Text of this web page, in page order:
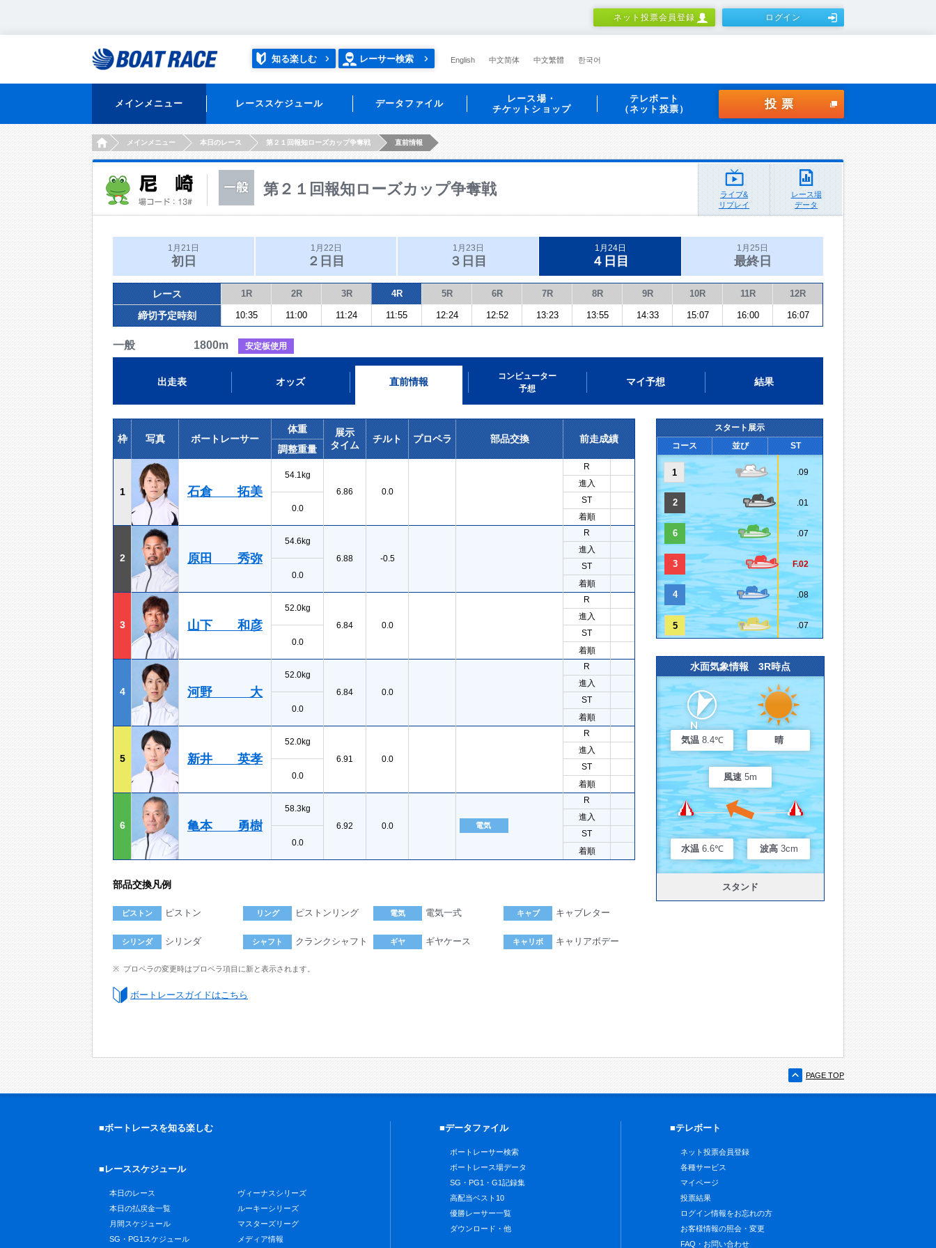
ネット投票会員登録 ログイン
知る楽しむ レーサー検索 English 中文简体 中文繁體 한국어
メインメニュー レーススケジュール データファイル
レース場・
チケットショップ
テレボート
（ネット投票）
投票
HOMEメインメニュー 本日のレース 第２１回報知ローズカップ争奪戦 直前情報
第２１回報知ローズカップ争奪戦
ライブ&
リプレイ
レース場
データ
1月21日
初日
1月22日
２日目
1月23日
３日目
1月24日
４日目
1月25日
最終日
レース 1R 2R 3R 4R 5R 6R 7R 8R 9R 10R 11R 12R
締切予定時刻 10:35 11:00 11:24 11:55 12:24 12:52 13:23 13:55 14:33 15:07 16:00 16:07
一般 1800m 安定板使用
出走表 オッズ 直前情報
コンピューター
予想
マイ予想 結果
枠 写真 ボートレーサー
体重
展示
タイム
チルト プロペラ 部品交換
前走成績
調整重量
1 石倉 拓美
54.1kg
6.86
0.0
R
進入
0.0
ST
着順
2 原田 秀弥
54.6kg
6.88
-0.5
R
進入
0.0
ST
着順
3 山下 和彦
52.0kg
6.84
0.0
R
進入
0.0
ST
着順
4 河野 大
52.0kg
6.84
0.0
R
進入
0.0
ST
着順
5 新井 英孝
52.0kg
6.91
0.0
R
進入
0.0
ST
着順
6 亀本 勇樹
58.3kg
6.92
0.0 電気
R
進入
0.0
ST
着順
部品交換凡例
ピストン ピストン リング ピストンリング 電気 電気一式 キャブ キャブレター
シリンダ シリンダ シャフト クランクシャフト ギヤ ギヤケース キャリボ キャリアボデー
プロペラの変更時はプロペラ項目に新と表示されます。
ボートレースガイドはこちら
スタート展示
コース
並び ST
1 .09
2 .01
6 .07
3 F.02
4 .08
5 .07
水面気象情報 3R時点
気温 8.4℃ 晴
風速 5m
水温 6.6℃ 波高 3cm
スタンド
PAGE TOP
■ボートレースを知る楽しむ
■レーススケジュール
本日のレース
本日の払戻金一覧
月間スケジュール
SG・PG1スケジュール
ヴィーナスシリーズ
ルーキーシリーズ
マスターズリーグ
メディア情報
■データファイル
ボートレーサー検索
ボートレース場データ
SG・PG1・G1記録集
高配当ベスト10
優勝レーサー一覧
ダウンロード・他
■テレボート
ネット投票会員登録
各種サービス
マイページ
投票結果
ログイン情報をお忘れの方
お客様情報の照会・変更
FAQ・お問い合わせ